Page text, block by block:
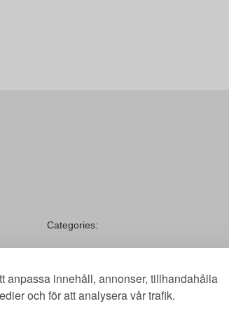
anpassa innehåll, annonser, tillhandahålla
och för att analysera vår trafik.
Categories:
Test →